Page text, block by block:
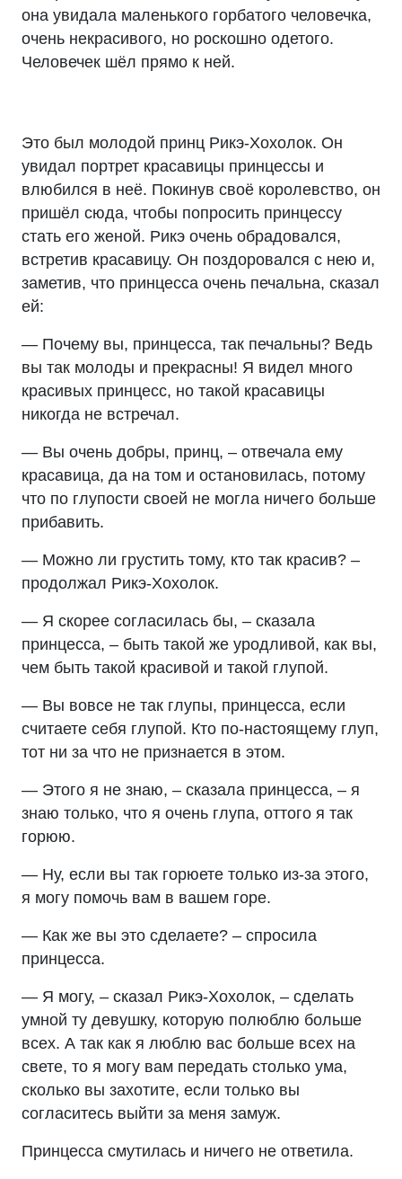
она увидала маленького горбатого человечка,
очень некрасивого, но роскошно одетого.
Человечек шёл прямо к ней.
Это был молодой принц Рикэ-Хохолок. Он
увидал портрет красавицы принцессы и
влюбился в неё. Покинув своё королевство, он
пришёл сюда, чтобы попросить принцессу
стать его женой. Рикэ очень обрадовался,
встретив красавицу. Он поздоровался с нею и,
заметив, что принцесса очень печальна, сказал
ей:
— Почему вы, принцесса, так печальны? Ведь
вы так молоды и прекрасны! Я видел много
красивых принцесс, но такой красавицы
никогда не встречал.
— Вы очень добры, принц, – отвечала ему
красавица, да на том и остановилась, потому
что по глупости своей не могла ничего больше
прибавить.
— Можно ли грустить тому, кто так красив? –
продолжал Рикэ-Хохолок.
— Я скорее согласилась бы, – сказала
принцесса, – быть такой же уродливой, как вы,
чем быть такой красивой и такой глупой.
— Вы вовсе не так глупы, принцесса, если
считаете себя глупой. Кто по-настоящему глуп,
тот ни за что не признается в этом.
— Этого я не знаю, – сказала принцесса, – я
знаю только, что я очень глупа, оттого я так
горюю.
— Ну, если вы так горюете только из-за этого,
я могу помочь вам в вашем горе.
— Как же вы это сделаете? – спросила
принцесса.
— Я могу, – сказал Рикэ-Хохолок, – сделать
умной ту девушку, которую полюблю больше
всех. А так как я люблю вас больше всех на
свете, то я могу вам передать столько ума,
сколько вы захотите, если только вы
согласитесь выйти за меня замуж.
Принцесса смутилась и ничего не ответила.